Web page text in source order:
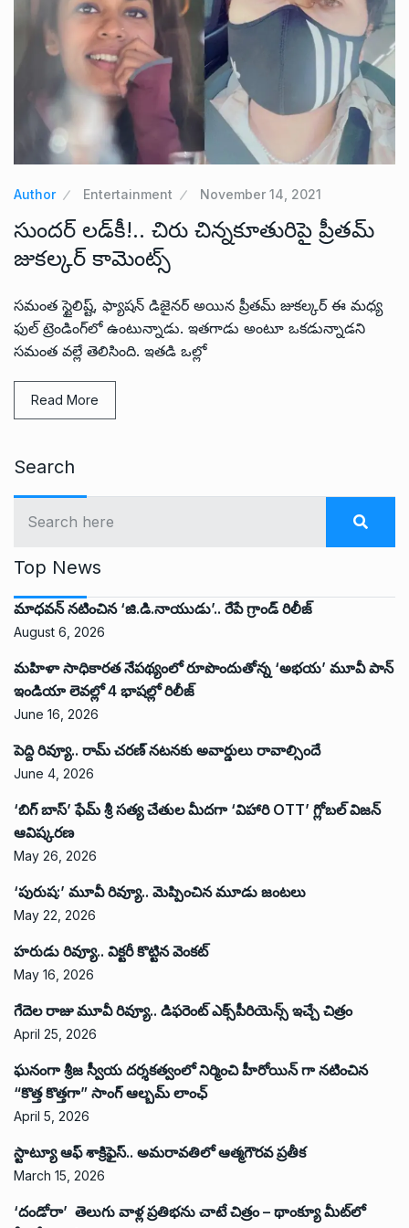
Author Entertainment November 14, 2021
సుందర్ లడ్‌కీ!.. చిరు చిన్నకూతురిపై ప్రీతమ్
జుకల్కర్ కామెంట్స్
సమంత స్టైలిష్ట్, ఫ్యాషన్ డిజైనర్ అయిన ప్రీతమ్ జుకల్కర్ ఈ మధ్య
ఫుల్ ట్రెండింగ్‌లో ఉంటున్నాడు. ఇతగాడు అంటూ ఒకడున్నాడని
సమంత వల్లే తెలిసింది. ఇతడి ఒల్లో
Read More
Search
Top News
మాధవన్ నటించిన ‘జి.డి.నాయుడు’.. రేపే గ్రాండ్ రిలీజ్
August 6, 2026
మహిళా సాధికారత నేపథ్యంలో రూపొందుతోన్న ‘అభ‌య‌’ మూవీ పాన్
ఇండియా లెవ‌ల్లో 4 భాష‌ల్లో రిలీజ్
June 16, 2026
పెద్ది రివ్యూ.. రామ్ చరణ్ నటనకు అవార్డులు రావాల్సిందే
June 4, 2026
‘బిగ్ బాస్’ ఫేమ్ శ్రీ సత్య చేతుల మీదగా ‘విహారి OTT’ గ్లోబల్ విజన్
ఆవిష్కరణ
May 26, 2026
‘పురుష:’ మూవీ రివ్యూ.. మెప్పించిన మూడు జంటలు
May 22, 2026
హరుడు రివ్యూ.. విక్టరీ కొట్టిన వెంకట్
May 16, 2026
గేదెల రాజు మూవీ రివ్యూ.. డిఫరెంట్ ఎక్స్‌పీరియెన్స్ ఇచ్చే చిత్రం
April 25, 2026
ఘనంగా శ్రీజ స్వీయ దర్శకత్వంలో నిర్మించి హీరోయిన్ గా నటించిన
“కొత్త కొత్తగా” సాంగ్ ఆల్బమ్ లాంఛ్
April 5, 2026
స్టాట్యూ ఆఫ్ శాక్రిఫైస్.. అమరావతిలో ఆత్మగౌరవ ప్రతీక
March 15, 2026
‘దండోరా’ తెలుగు వాళ్ల ప్రతిభను చాటే చిత్రం – థాంక్యూ మీట్‌లో